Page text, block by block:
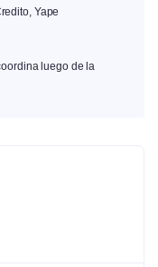
Yape
luego de la